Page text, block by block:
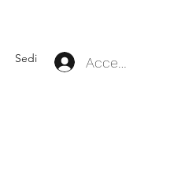
Sedi Accedi